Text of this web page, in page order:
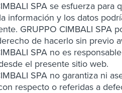
SPA se esfuerza
información y los datos
GRUPPO CIMBALI SPA
de hacerlo sin previo
SPA no es
el presente sitio web.
SPA no garantiza ni
respecto o referidas a